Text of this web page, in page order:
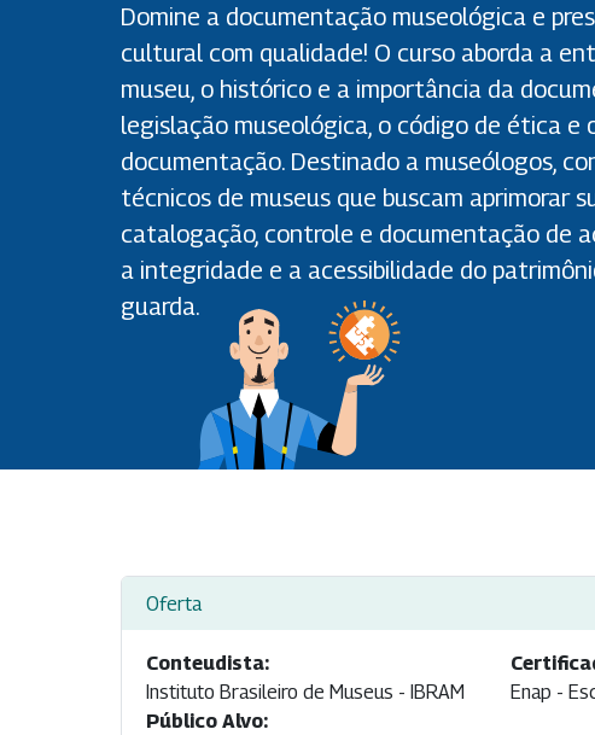
Domine a documentação museológica e
cultural com qualidade! O curso aborda a
museu, o histórico e a importância da
legislação museológica, o código de ética e
documentação. Destinado a museólogos,
técnicos de museus que buscam aprimorar
catalogação, controle e documentação de
a integridade e a acessibilidade do
guarda.
Oferta
Conteudista:
Instituto Brasileiro de Museus - IBRAM
Enap -
Público Alvo: